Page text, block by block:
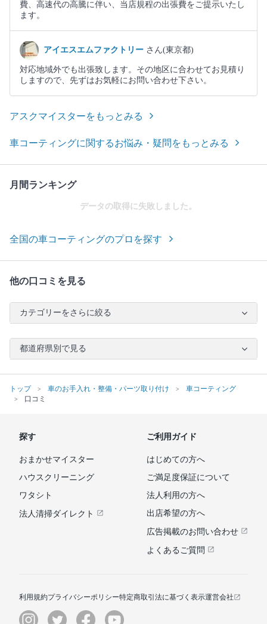
費、高速代の高騰に伴い、当店規程の出張費をご提示いたし
ます。
アイエスエムファクトリー さん(東京都)
対応地域外でも出張致します。その地区に合わせてお見積り
しますので、先ずはお気軽にお問い合わせ下さい。
アスクマイスターをもっとみる
車コーティングに関するお悩み・疑問をもっとみる
月間ランキング
データの取得に失敗しました。
全国の車コーティングのプロを探す
他の口コミを見る
カテゴリーをさらに絞る
都道府県別で見る
トップ 車のお手入れ・整備・パーツ取り付け
車コーティング
口コミ
探す
おまかせマイスター
ハウスクリーニング
ワタシト
法人清掃ダイレクト
ご利用ガイド
はじめての方へ
ご満足度保証について
法人利用の方へ
出店希望の方へ
広告掲載のお問い合わせ
よくあるご質問
利用規約プライバシーポリシー特定商取引法に基づく表示運営会社